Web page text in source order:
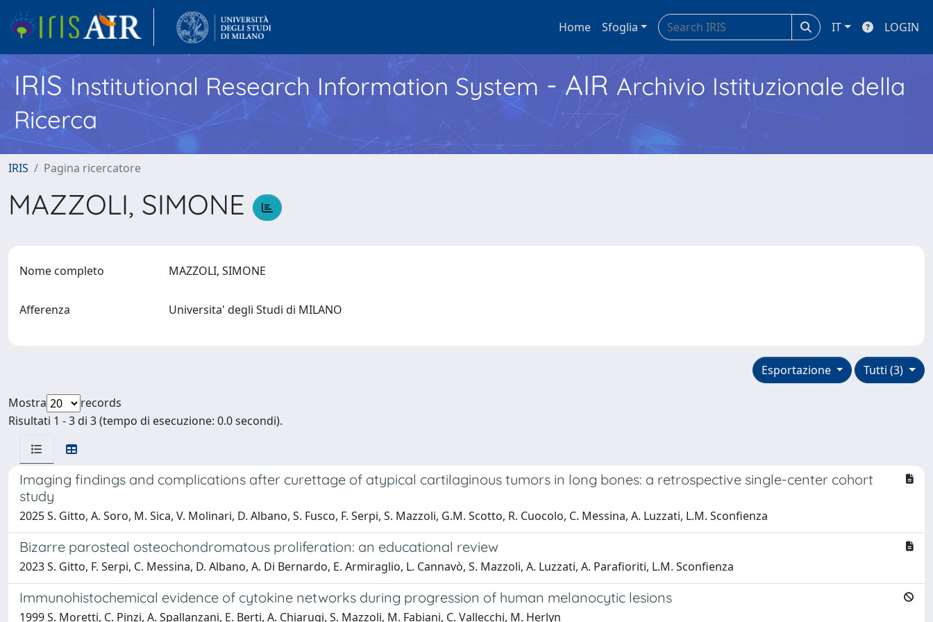
Home Sfoglia IT LOGIN
IRISInstitutional Research Information System - AIR Archivio Istituzionale della
Ricerca
IRIS Pagina ricercatore
MAZZOLI, SIMONE
Nome completo MAZZOLI, SIMONE
Afferenza Universita' degli Studi di MILANO
Tutti (3)
Esportazione
Mostra
records
Risultati 1 - 3 di 3 (tempo di esecuzione: 0.0 secondi).
Imaging findings and complications after curettage of atypical cartilaginous tumors in long bones: a retrospective single-center cohort
study
2025 S. Gitto, A. Soro, M. Sica, V. Molinari, D. Albano, S. Fusco, F. Serpi, S. Mazzoli, G.M. Scotto, R. Cuocolo, C. Messina, A. Luzzati, L.M. Sconfienza
Bizarre parosteal osteochondromatous proliferation: an educational review
2023 S. Gitto, F. Serpi, C. Messina, D. Albano, A. Di Bernardo, E. Armiraglio, L. Cannavò, S. Mazzoli, A. Luzzati, A. Parafioriti, L.M. Sconfienza
Immunohistochemical evidence of cytokine networks during progression of human melanocytic lesions
1999 S. Moretti, C. Pinzi, A. Spallanzani, E. Berti, A. Chiarugi, S. Mazzoli, M. Fabiani, C. Vallecchi, M. Herlyn